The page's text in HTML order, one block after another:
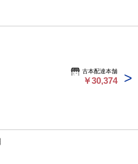
古本配達本舗
￥30,374